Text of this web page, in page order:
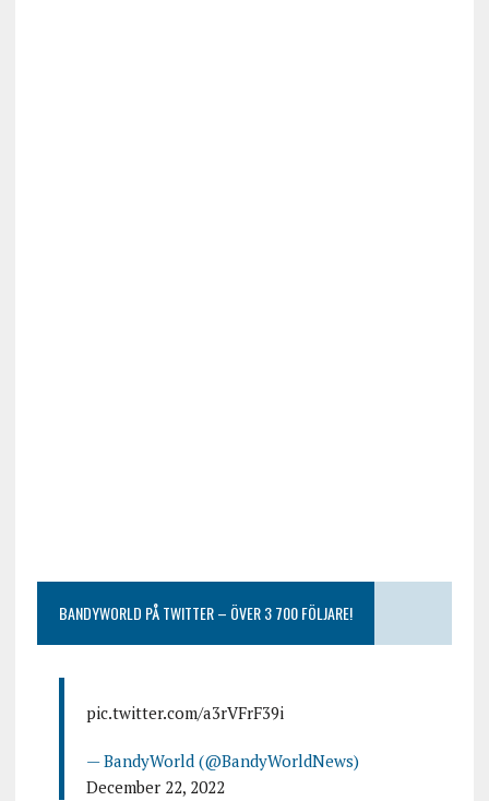
BANDYWORLD PÅ TWITTER – ÖVER 3 700 FÖLJARE!
pic.twitter.com/a3rVFrF39i
— BandyWorld (@BandyWorldNews)
December 22, 2022